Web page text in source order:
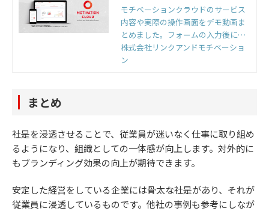
モチベーションクラウドのサービス
内容や実際の操作画面をデモ動画ま
とめました。フォームの入力後にご
覧いただけます。
株式会社リンクアンドモチベーショ
ン
まとめ
社是を浸透させることで、従業員が迷いなく仕事に取り組め
るようになり、組織としての一体感が向上します。対外的に
もブランディング効果の向上が期待できます。
安定した経営をしている企業には骨太な社是があり、それが
従業員に浸透しているものです。他社の事例も参考にしなが